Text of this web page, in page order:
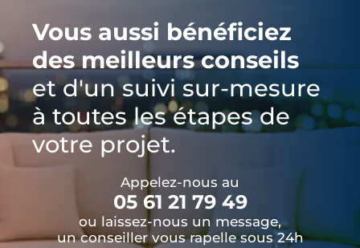
Vous aussi bénéficiez
des meilleurs conseils
et d'un suivi sur-mesure
à toutes les étapes de
votre projet.
Appelez-nous au
05 61 21 79 49
ou laissez-nous un message,
un conseiller vous rapelle sous 24h